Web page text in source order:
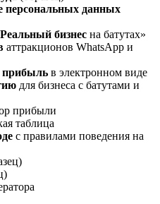
персональных данных
бизнес на батутах»
аттракционов WhatsApp и
прибыль в электронном виде
для бизнеса с батутами и
прибыли
таблица
с правилами поведения на